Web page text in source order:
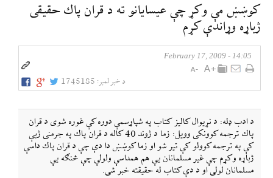
كوښښ مې وكړ چې عيسايانو ته د قران پاك حقيقی
ژباړه وړاندې كړم
14:05 - February 17, 2009
د خبر لمبر: 1745185
د ادب ډله: د نړيوال كاليز كتاب په شپاړسمې دوره كې غوره شوی د قران
پاك ترجمه كوونكی وويل: زما د ژوند 40 كاله د قران پاك په جرمنی ژبې
كې په ترجمه كوولو كې تير شو او زما كوښښ دا دې چې د قران پاك داسې
ژباړه وكړم چې غير مسلمانان یې هم همداسې ولولې چې څنګه یې
مسلمانان لولی او د دې كتاب له حقيقته خبر شی.